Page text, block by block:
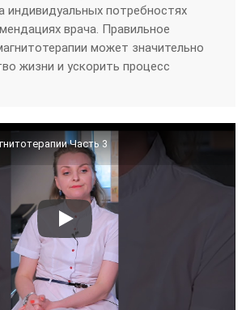
индивидуальных потребностях
врача. Правильное
может значительно
жизни и ускорить процесс
Часть 3